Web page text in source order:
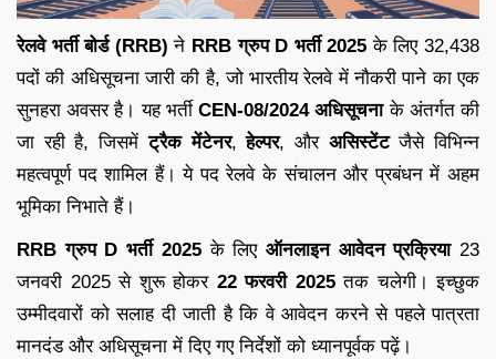
रेलवे भर्ती बोर्ड (RRB) ने RRB ग्रुप D भर्ती 2025 के लिए 32,438
पदों की अधिसूचना जारी की है, जो भारतीय रेलवे में नौकरी पाने का एक
सुनहरा अवसर है। यह भर्तीCEN-08/2024 अधिसूचनाके अंतर्गत की
जा रही है, जिसमेंट्रैक मेंटेनर,हेल्पर, और असिस्टेंटजैसे विभिन्न
महत्वपूर्ण पद शामिल हैं। ये पद रेलवे के संचालन और प्रबंधन में अहम
भूमिका निभाते हैं।
RRB ग्रुप D भर्ती 2025के लिए ऑनलाइन आवेदन प्रक्रिया23
जनवरी 2025 से शुरू होकर 22 फरवरी 2025तक चलेगी। इच्छुक
उम्मीदवारों को सलाह दी जाती है कि वे आवेदन करने से पहले पात्रता
मानदंड और अधिसूचना में दिए गए निर्देशों को ध्यानपूर्वक पढ़ें।